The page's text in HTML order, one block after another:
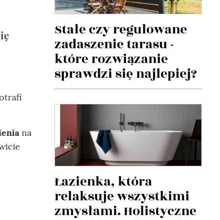
na
Stałe czy regulowane
zadaszenie tarasu -
które rozwiązanie
sprawdzi się najlepiej?
Łazienka, która
relaksuje wszystkimi
zmysłami. Holistyczne